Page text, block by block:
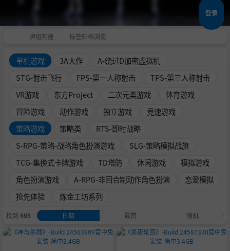
登录
牌组构建 标签归档浏览
单机游戏 3A大作
A-绕过D加密虚拟机
STG-射击飞行
FPS-第一人称射击
TPS-第三人称射击
VR游戏
东方Project 二次元类游戏
体育游戏
冒险游戏
动作游戏 独立游戏
竞速游戏
策略游戏
策略类
RTS-即时战略
S-RPG-策略-战略角色扮演游戏
SLG-策略模拟战旗
TCG-集换式卡牌游戏
TD塔防 休闲游戏
模拟游戏
角色扮演游戏
A-RPG-非回合制动作角色扮演
恋爱模拟
抢先体验
炼金工坊系列
找到 695 日期 最赞 随机